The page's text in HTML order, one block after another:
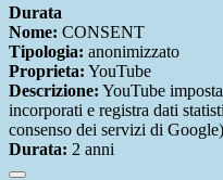
Durata
Nome: CONSENT
Tipologia: anonimizzato
Proprieta: YouTube
Descrizione: YouTube
incorporati e registra dati
consenso dei servizi di Google)
Durata: 2 anni